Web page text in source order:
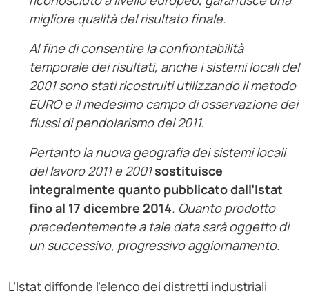
migliore qualità del risultato finale.
Al fine di consentire la confrontabilità
temporale dei risultati, anche i sistemi locali del
2001 sono stati ricostruiti utilizzando il metodo
EURO e il medesimo campo di osservazione dei
flussi di pendolarismo del 2011.
Pertanto la nuova geografia dei sistemi locali
del lavoro 2011 e 2001sostituisce
integralmente quanto pubblicato dall’Istat
fino al 17 dicembre 2014. Quanto prodotto
precedentemente a tale data sarà oggetto di
un successivo, progressivo aggiornamento.
L’Istat diffonde l’elenco dei distretti industriali